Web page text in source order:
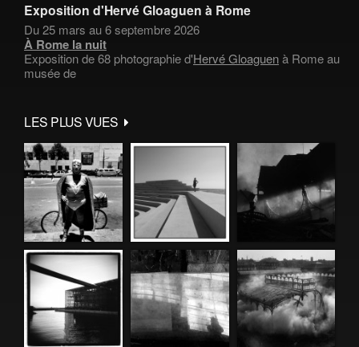
Exposition d'Hervé Gloaguen à Rome
Du 25 mars au 6 septembre 2026
À Rome la nuit
Exposition de 68 photographie d'Hervé Gloaguenà Rome au
musée de
LES PLUS VUES